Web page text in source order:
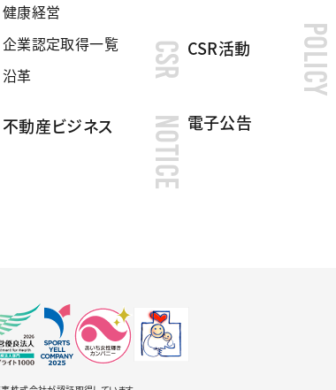
健康経営
企業認定取得一覧
沿革
不動産ビジネス
CSR CSR活動
NOTICE 電子公告
POLICY